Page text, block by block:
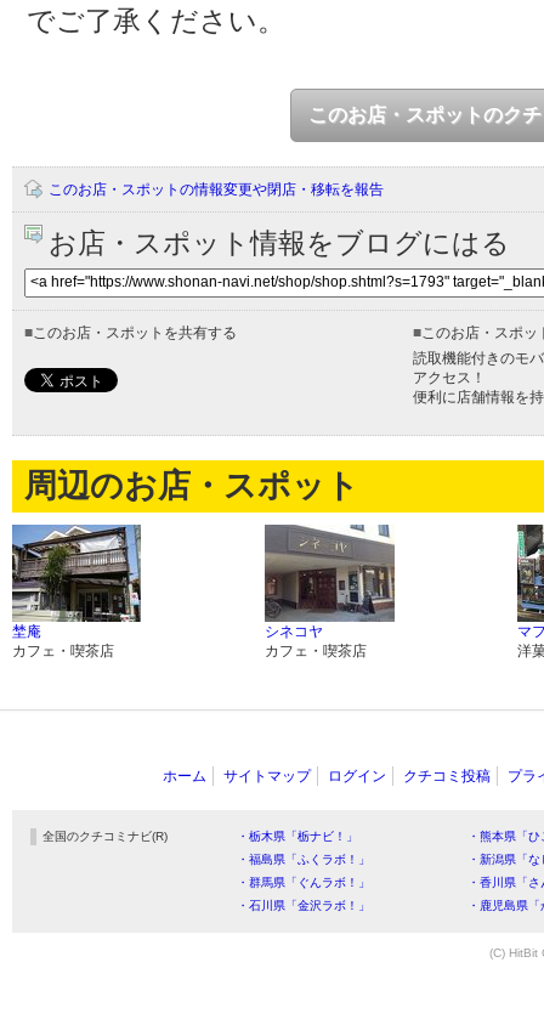
でご了承ください。
このお店・スポットのク
このお店・スポットの情報変更や閉店・移転を報告
お店・スポット情報をブログにはる
■ このお店・スポットを共有する ■ このお店・スポ
読取機能付きのモ
アクセス！
便利に店舗情報を
周辺のお店・スポット
埜庵
カフェ・喫茶店
シネコヤ
カフェ・喫茶店
マ
洋
ホーム サイトマップ ログイン クチコミ投稿 プラ
全国のクチコミナビ(R) ・栃木県「栃ナビ！」
・熊本県「
・福島県「ふくラボ！」
・新潟県「
・群馬県「ぐんラボ！」
・香川県「
・石川県「金沢ラボ！」
・鹿児島県
(C) HitBit